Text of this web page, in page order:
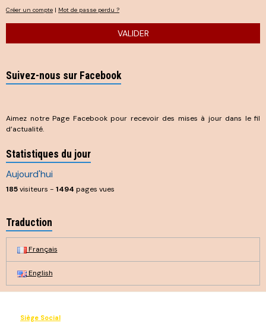
Créer un compte | Mot de passe perdu ?
VALIDER
Suivez-nous sur Facebook
Aimez notre Page Facebook pour recevoir des mises à jour dans le fil
d’actualité.
Statistiques du jour
Aujourd'hui
185visiteurs - 1494 pages vues
Traduction
Français
English
Siège Social